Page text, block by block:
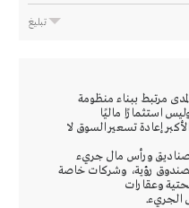
تبليغ
مرتبط ببناء منظومة
استثمارًا ماليًا
إعادة تسعير السوق لا
ورأس مال جريء
رؤية، وشركات خاصة
وعقارات
الجريء.